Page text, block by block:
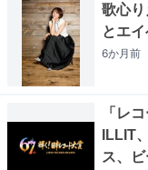
歌心
とエ
6か月前
「レ
ILLIT
ス、